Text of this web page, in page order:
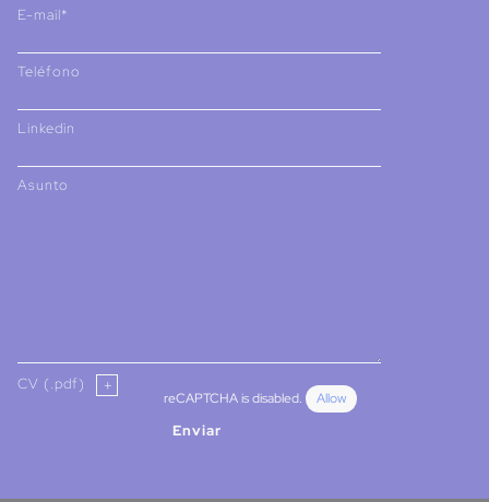
E-mail*
Teléfono
Linkedin
Asunto
CV (.pdf)
reCAPTCHA is disabled. Allow
Enviar